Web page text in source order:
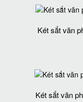
Két sắt văn
Két sắt văn